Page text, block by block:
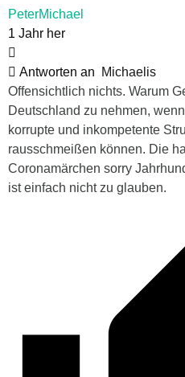
PeterMichael
1 Jahr her
Antworten an
Michaelis
Offensichtlich nichts. Warum
Deutschland zu nehmen,
korrupte und inkompetente
rausschmeißen können. Die
Coronamärchen sorry
ist einfach nicht zu glauben.